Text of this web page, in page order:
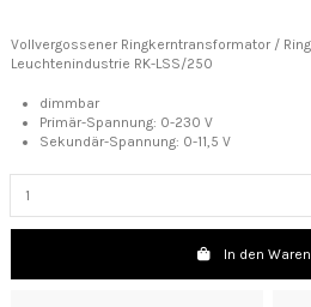
Vollvergossener Ringkerntransformator /
Leuchtenindustrie RK-LSS/250
dimmbar
Primär-Spannung: 0-230 V
Sekundär-Spannung: 0-11,5 V
In den